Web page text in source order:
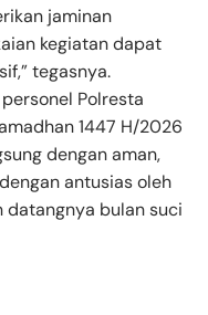
jaminan
kegiatan dapat
tegasnya.
Polresta
1447 H/2026
dengan aman,
antusias oleh
bulan suci